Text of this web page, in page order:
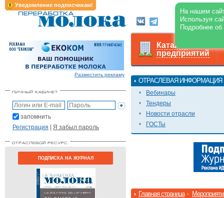
Уведомление подписчикам!
На нашем
Используя
Подробнее
О журнале
Разместить рекламу
запомнить
Регистрация | Я забыл пароль
ПОДПИСКА НА ЖУРНАЛ
Каталог
предприятий
ОТРАСЛЕВАЯ ИНФОРМАЦИЯ
Вебинары
Тендеры
Новости отрасли
ГОСТы
Главная страница